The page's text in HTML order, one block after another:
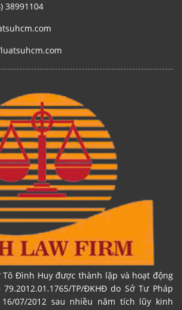
38991104
Tô Đình Huy được thành lập và hoạt động
TP/ĐKHĐ do Sở Tư Pháp
16/07/2012 sau nhiều năm tích lũy kinh